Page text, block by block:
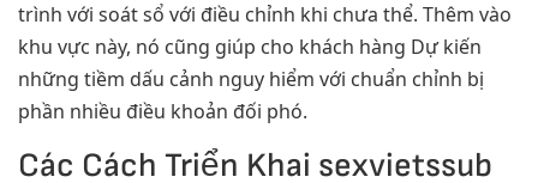
trình với soát sổ với điều chỉnh khi chưa thể. Thêm vào
khu vực này, nó cũng giúp cho khách hàng Dự kiến
những tiềm dấu cảnh nguy hiểm với chuẩn chỉnh bị
phần nhiều điều khoản đối phó.
Các Cách Triển Khai sexvietssub